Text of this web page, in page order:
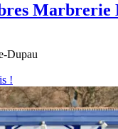
Marbrerie
Dupau
!